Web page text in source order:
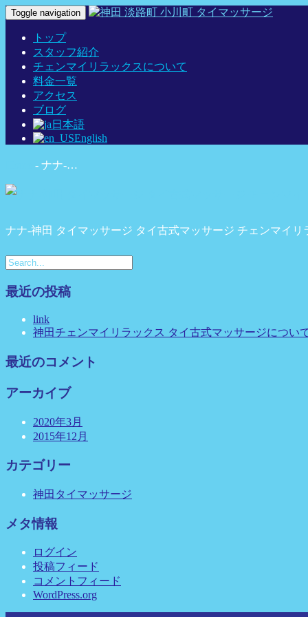
Toggle navigation
トップ
スタッフ紹介
チェンマイリラックスについて
料金一覧
アクセス
ブログ
日本語
English
- ナナ-…
ナナ-神田 タイマッサージ タイ古式マッサージ チェンマイリ
最近の投稿
link
神田チェンマイリラックス タイ古式マッサージについ
最近のコメント
アーカイブ
2020年3月
2015年12月
カテゴリー
神田タイマッサージ
メタ情報
ログイン
投稿フィード
コメントフィード
WordPress.org